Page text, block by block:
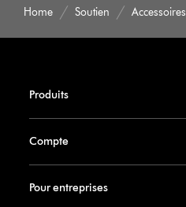
Home Soutien Accessoires
Produits
Compte
Pour entreprises